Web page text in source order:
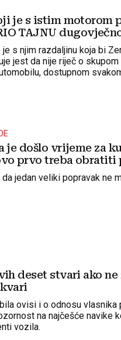
je s istim motorom
TAJNU
je s njim razdaljinu koja bi
jest da nije riječ o
dostupnom
je došlo vrijeme za
prvo treba obratiti
jedan veliki popravak ne
deset stvari ako ne
ovisi i o odnosu vlasnika
na najčešće navike
vozila.